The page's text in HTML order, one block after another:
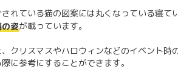
れている猫の図案には丸くなっている寝て
姿が載っています。
、クリスマスやハロウィンなどのイベント
に参考にすることができます。